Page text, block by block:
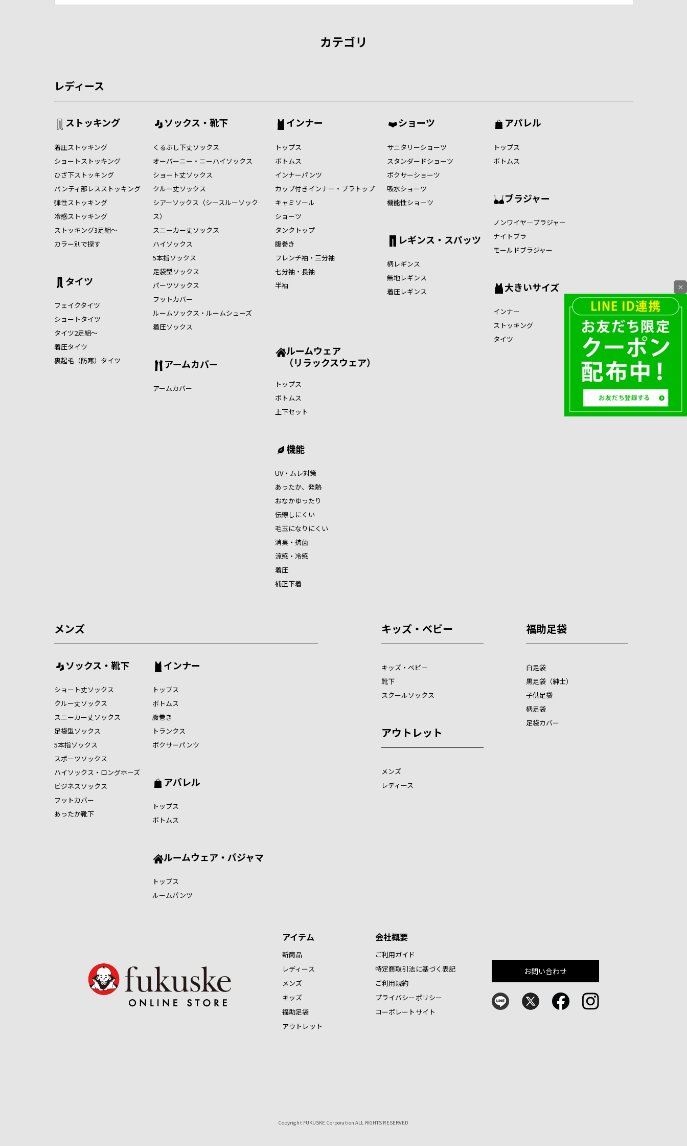
カテゴリ
レディース
ストッキング
着圧ストッキング
ショートストッキング
ひざ下ストッキング
パンティ部レスストッキング
弾性ストッキング
冷感ストッキング
ストッキング3足組～
カラー別で探す
タイツ
フェイクタイツ
ショートタイツ
タイツ2足組～
着圧タイツ
裏起毛（防寒）タイツ
ソックス・靴下
くるぶし下丈ソックス
オーバーニー・ニーハイソックス
ショート丈ソックス
クルー丈ソックス
シアーソックス（シースルーソック
ス）
スニーカー丈ソックス
ハイソックス
5本指ソックス
足袋型ソックス
パーツソックス
フットカバー
ルームソックス・ルームシューズ
着圧ソックス
アームカバー
アームカバー
インナー
トップス
ボトムス
インナーパンツ
カップ付きインナー・ブラトップ
キャミソール
ショーツ
タンクトップ
腹巻き
フレンチ袖・三分袖
七分袖・長袖
半袖
ショーツ
サニタリーショーツ
スタンダードショーツ
ボクサーショーツ
吸水ショーツ
機能性ショーツ
レギンス・スパッツ
柄レギンス
無地レギンス
着圧レギンス
アパレル
トップス
ボトムス
ブラジャー
ノンワイヤ―ブラジャー
ナイトブラ
モールドブラジャー
大きいサイズ
インナー
ストッキング
タイツ
ルームウェア
（リラックスウェア）
トップス
ボトムス
上下セット
機能
UV・ムレ対策
あったか、発熱
おなかゆったり
伝線しにくい
毛玉になりにくい
消臭・抗菌
涼感・冷感
着圧
補正下着
メンズ
ソックス・靴下
ショート丈ソックス
クルー丈ソックス
スニーカー丈ソックス
足袋型ソックス
5本指ソックス
スポーツソックス
ハイソックス・ロングホーズ
ビジネスソックス
フットカバー
あったか靴下
インナー
トップス
ボトムス
腹巻き
トランクス
ボクサーパンツ
アパレル
トップス
ボトムス
ルームウェア・パジャマ
トップス
ルームパンツ
キッズ・ベビー
キッズ・ベビー
靴下
スクールソックス
アウトレット
メンズ
レディース
福助足袋
白足袋
黒足袋（紳士）
子供足袋
柄足袋
足袋カバー
アイテム
新商品
レディース
メンズ
キッズ
福助足袋
アウトレット
会社概要
ご利用ガイド
特定商取引法に基づく表記
ご利用規約
プライバシーポリシー
コーポレートサイト
お問い合わせ
Copyright FUKUSKE Corporation ALL RIGHTS RESERVED
×